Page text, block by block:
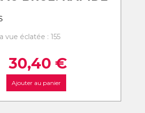
vue éclatée : 155
30,40 €
Ajouter au panier